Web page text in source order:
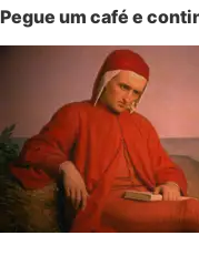
Pegue um café e